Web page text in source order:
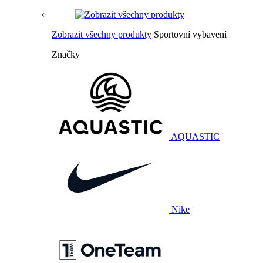
Zobrazit všechny produkty Sportovní vybavení
Značky
AQUASTIC
Nike